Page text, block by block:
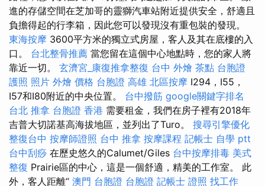
進的存儲空間在芝加哥的靈獅汽車站附近提供安全，舒適且
負擔得起的行李箱，因此您可以發現沒有重包裝的發現。
東海按摩 3600平方米的獨立式房屋，客人及其在底樓的入
口。 台北整骨推薦 當您留在這個中心地點時，您的家人將
靠近一切。 玄濟宮_康復推拿整復 台中 外燴 茶點 台胞證
護照 照片 外燴 價格 台胞證 高雄 北區按摩 I294，I55，
I57和I80附近的中央位置。 台中撥筋 google關鍵字排名
台北 推拿 台胞證 香港 需要租金，我們在房子裡有2018年
吉普大切諾基高海拔地區，並列出了Turo。 搜尋引擎優化
整復台中 按摩師證照 台中 推拿 按摩課程 記帳士 自學 ptt
台中刮痧 在歷史悠久的Calumet/Giles 台中按摩排毒 美式
整復 Prairie區的中心，這是一個舒適，精美的工作室。 此
外，客人距離“ 澳門 台胞證 台胞證 記帳士 證照 找工作